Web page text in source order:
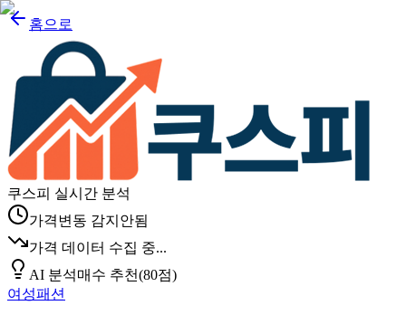
홈으로
쿠스피 실시간 분석
가격변동 감지안됨
가격 데이터 수집 중...
AI 분석매수 추천(80점)
여성패션